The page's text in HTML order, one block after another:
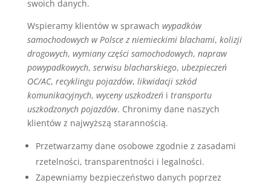
swoich danych.
Wspieramy klientów w sprawach wypadków
samochodowych w Polsce z niemieckimi blachami, kolizji
drogowych, wymiany części samochodowych, napraw
powypadkowych, serwisu blacharskiego, ubezpieczeń
OC/AC, recyklingu pojazdów, likwidacji szkód
komunikacyjnych, wyceny uszkodzeńi transportu
uszkodzonych pojazdów. Chronimy dane naszych
klientów z najwyższą starannością.
Przetwarzamy dane osobowe zgodnie z zasadami
rzetelności, transparentności i legalności.
Zapewniamy bezpieczeństwo danych poprzez